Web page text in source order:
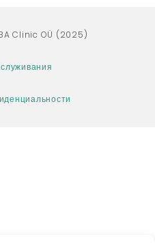
Clinic OÜ (2025)